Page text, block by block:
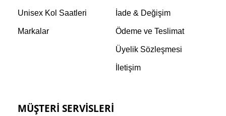
Unisex Kol Saatleri
Markalar
İade & Değişim
Ödeme ve Teslimat
Üyelik Sözleşmesi
İletişim
MÜŞTERI SERVISLERI